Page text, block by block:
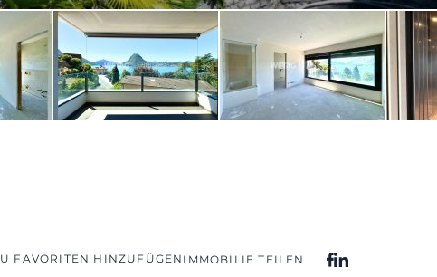
FAVORITEN HINZUFÜGEN IMMOBILIE TEILEN